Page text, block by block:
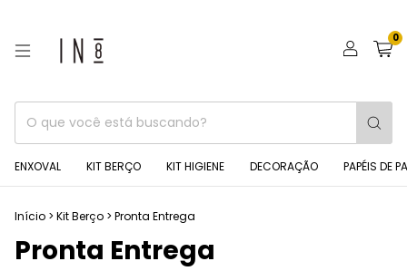
0
ENXOVAL KIT BERÇO KIT HIGIENE DECORAÇÃO PAPÉIS DE
Início > Kit Berço > Pronta Entrega
Pronta Entrega